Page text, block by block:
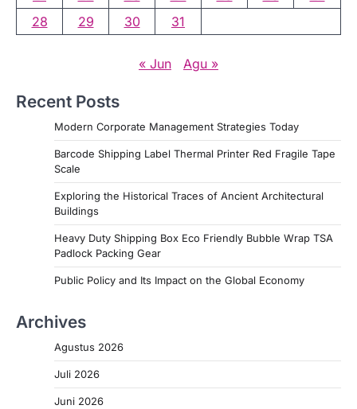
28
29 30 31
« Jun Agu »
Recent Posts
Modern Corporate Management Strategies Today
Barcode Shipping Label Thermal Printer Red Fragile Tape
Scale
Exploring the Historical Traces of Ancient Architectural
Buildings
Heavy Duty Shipping Box Eco Friendly Bubble Wrap TSA
Padlock Packing Gear
Public Policy and Its Impact on the Global Economy
Archives
Agustus 2026
Juli 2026
Juni 2026